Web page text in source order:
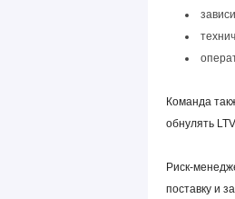
Команда
обнулять
Риск-
поставку и